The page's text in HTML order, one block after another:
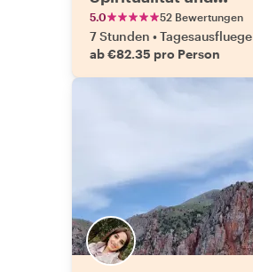
Gelassenheit
5.0 52 Bewertungen
7 Stunden •Tagesausfluege
ab €82.35 pro Person